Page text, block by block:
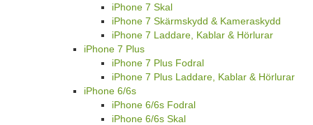
iPhone 7 Skal
iPhone 7 Skärmskydd & Kameraskydd
iPhone 7 Laddare, Kablar & Hörlurar
iPhone 7 Plus
iPhone 7 Plus Fodral
iPhone 7 Plus Laddare, Kablar & Hörlurar
iPhone 6/6s
iPhone 6/6s Fodral
iPhone 6/6s Skal